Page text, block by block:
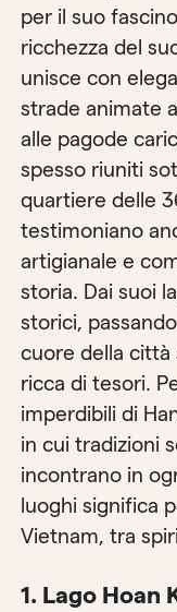
per il suo
ricchezza del
unisce con
strade animate
alle pagode
spesso riuniti
quartiere delle
testimoniano
artigianale e
storia. Dai suoi
storici,
cuore della città
ricca di tesori.
imperdibili di
in cui tradizioni
incontrano in
luoghi significa
Vietnam, tra
1. Lago Hoan